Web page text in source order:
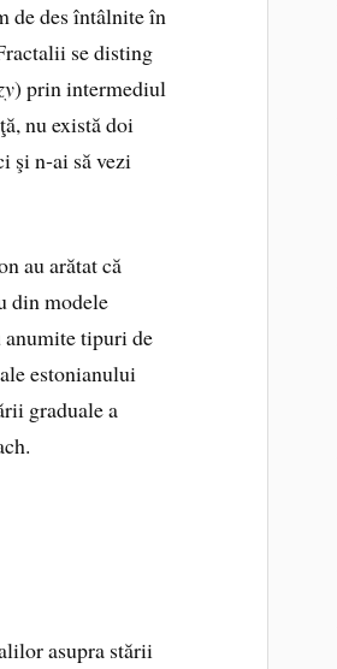
de des întâlnite în
se disting
) prin intermediul
nu există doi
şi n‑ai să vezi
au arătat că
din modele
anumite tipuri de
estonianului
graduale a
asupra stării